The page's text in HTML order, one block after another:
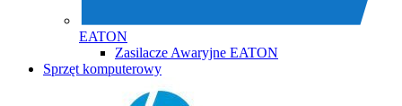
EATON
Zasilacze Awaryjne EATON
Sprzęt komputerowy